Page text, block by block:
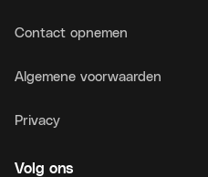
Contact opnemen
Algemene voorwaarden
Privacy
Volg ons